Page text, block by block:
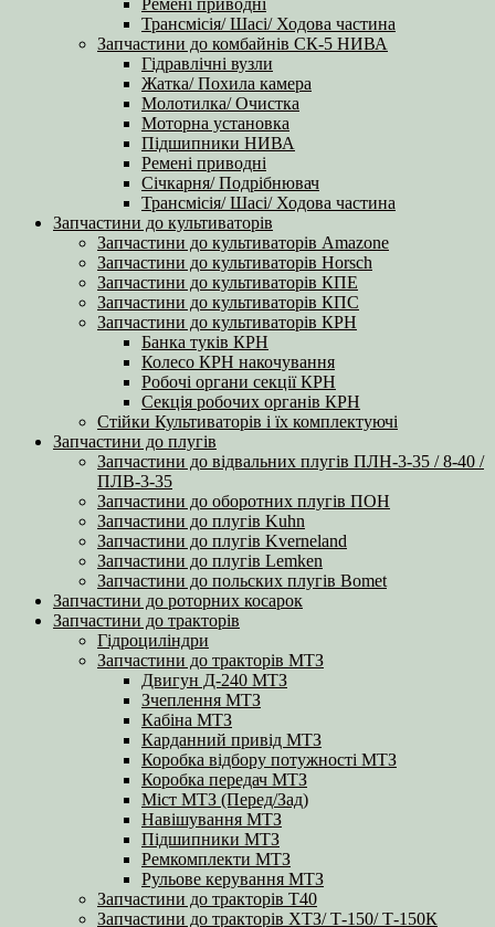
Ремені приводні
Трансмісія/ Шасі/ Ходова частина
Запчастини до комбайнів СК-5 НИВА
Гідравлічні вузли
Жатка/ Похила камера
Молотилка/ Очистка
Моторна установка
Підшипники НИВА
Ремені приводні
Січкарня/ Подрібнювач
Трансмісія/ Шасі/ Ходова частина
Запчастини до культиваторів
Запчастини до культиваторів Amazone
Запчастини до культиваторів Horsch
Запчастини до культиваторів КПЕ
Запчастини до культиваторів КПС
Запчастини до культиваторів КРН
Банка туків КРН
Колесо КРН накочування
Робочі органи секції КРН
Секція робочих органів КРН
Стійки Культиваторів і їх комплектуючі
Запчастини до плугів
Запчастини до відвальних плугів ПЛН-3-35 / 8-40 /
ПЛВ-3-35
Запчастини до оборотних плугів ПОН
Запчастини до плугів Kuhn
Запчастини до плугів Kverneland
Запчастини до плугів Lemken
Запчастини до польских плугів Bomet
Запчастини до роторних косарок
Запчастини до тракторів
Гідроциліндри
Запчастини до тракторів МТЗ
Двигун Д-240 МТЗ
Зчеплення МТЗ
Кабіна МТЗ
Карданний привід МТЗ
Коробка відбору потужності МТЗ
Коробка передач МТЗ
Міст МТЗ (Перед/Зад)
Навішування МТЗ
Підшипники МТЗ
Ремкомплекти МТЗ
Рульове керування МТЗ
Запчастини до тракторів Т40
Запчастини до тракторів ХТЗ/ Т-150/ Т-150К